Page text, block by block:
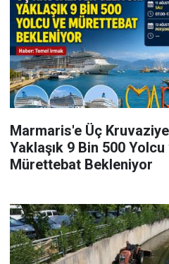
Marmaris'e Üç
Yaklaşık 9 Bin 500 Yolcu
Mürettebat Bekleniyor